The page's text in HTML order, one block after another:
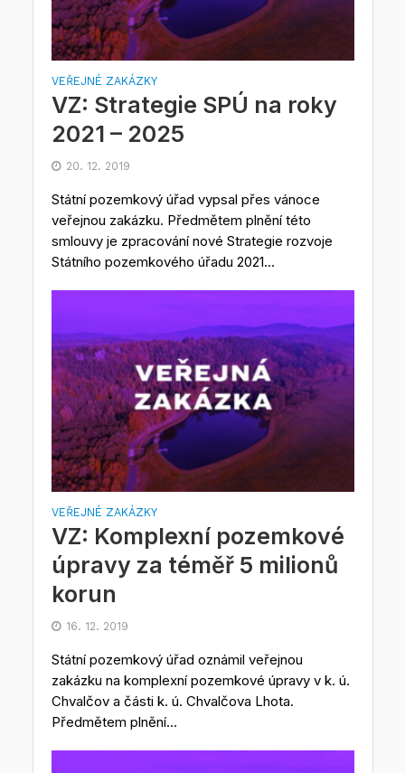
VEŘEJNÉ ZAKÁZKY
VZ: Strategie SPÚ na roky
2021 – 2025
20. 12. 2019
Státní pozemkový úřad vypsal přes vánoce
veřejnou zakázku. Předmětem plnění této
smlouvy je zpracování nové Strategie rozvoje
Státního pozemkového úřadu 2021...
VEŘEJNÉ ZAKÁZKY
VZ: Komplexní pozemkové
úpravy za téměř 5 milionů
korun
16. 12. 2019
Státní pozemkový úřad oznámil veřejnou
zakázku na komplexní pozemkové úpravy v k. ú.
Chvalčov a části k. ú. Chvalčova Lhota.
Předmětem plnění...